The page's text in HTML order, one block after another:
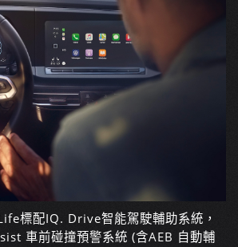
標配IQ. Drive智能駕駛輔助系統，
車前碰撞預警系統 (含AEB 自動輔